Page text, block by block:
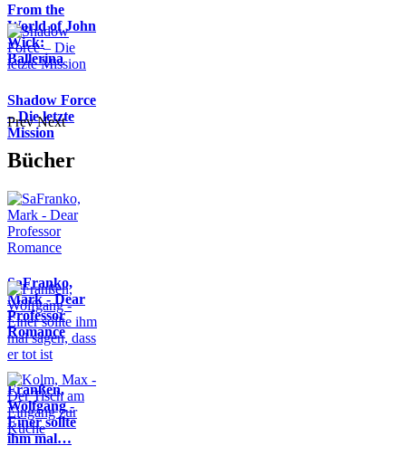
From the
World of John
Wick:
Ballerina
Shadow Force
– Die letzte
Mission
Prev Next
Bücher
SaFranko,
Mark - Dear
Professor
Romance
Franßen,
Wolfgang -
Einer sollte
ihm mal…